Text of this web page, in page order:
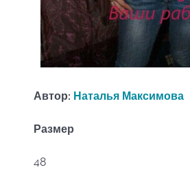
Автор: Наталья Максимова
Размер
48